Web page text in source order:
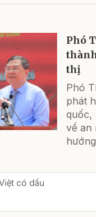
Phó
thị
Phó
phát
quốc,
về an